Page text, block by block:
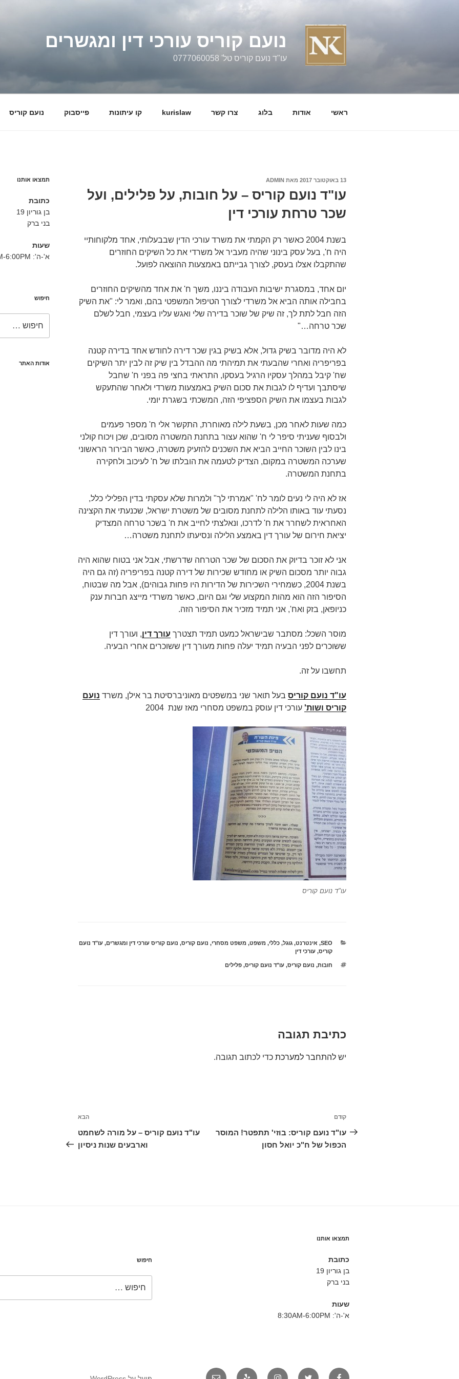
נועם קוריס עורכי דין ומגשרים
עו"ד נועם קוריס טל' 0777060058
ראשי אודות בלוג צרו קשר kurislaw קו עיתונות פייסבוק נועם קוריס
פורסם
13 באוקטובר 2017 מאת ADMIN
עו"ד נועם קוריס – על חובות, על פלילים, ועל
שכר טרחת עורכי דין
בשנת 2004 כאשר רק הקמתי את משרד עורכי הדין שבבעלותי, אחד מלקוחותיי
היה ח', בעל עסק בינוני שהיה מעביר אל משרדי את כל השיקים החוזרים
שהתקבלו אצלו בעסק, לצורך גבייתם באמצעות ההוצאה לפועל.
יום אחד, במסגרת ישיבות העבודה ביננו, משך ח' את אחד מהשיקים החוזרים
בחבילה אותה הביא אל משרדי לצורך הטיפול המשפטי בהם, ואמר לי: "את השיק
הזה חבל לתת לך, זה שיק של שוכר בדירה שלי ואגש עליו בעצמי, חבל לשלם
שכר טרחה…"
לא היה מדובר בשיק גדול, אלא בשיק בגין שכר דירה לחודש אחד בדירה קטנה
בפריפריה ואחרי שהבעתי את תמיהתי מה ההבדל בין שיק זה לבין יתר השיקים
שח' קיבל במהלך עסקיו הרגיל בעסקו, התראתי בחצי פה בפני ח' שחבל
שיסתבך ועדיף לו לגבות את סכום השיק באמצעות משרדי ולאחר שהתעקש
לגבות בעצמו את השיק הספציפי הזה, המשכתי בשגרת יומי.
כמה שעות לאחר מכן, בשעת לילה מאוחרת, התקשר אלי ח' מספר פעמים
ולבסוף שעניתי סיפר לי ח' שהוא עצור בתחנת המשטרה מסובים, שכן ויכוח קולני
בינו לבין השוכר החייב הביא את השכנים להזעיק משטרה, כאשר הבירור הראשוני
שערכה המשטרה במקום, הצדיק לטעמה את הובלתו של ח' לעיכוב ולחקירה
בתחנת המשטרה.
אז לא היה לי נעים לומר לח' "אמרתי לך" ולמרות שלא עסקתי בדין הפלילי כלל,
נסעתי עוד באותו הלילה לתחנת מסובים של משטרת ישראל, שכנעתי את הקצינה
האחראית לשחרר את ח' לדרכו, ונאלצתי לחייב את ח' בשכר טרחה המצדיק
יציאת חירום של עורך דין באמצע הלילה ונסיעתו לתחנת משטרה…
אני לא זוכר בדיוק את הסכום של שכר הטרחה שדרשתי, אבל אני בטוח שהוא היה
גבוה יותר מסכום השיק או מחודש שכירות של דירה קטנה בפריפריה (זה גם היה
בשנת 2004, כשמחירי השכירות של הדירות היו פחות גבוהים), אבל מה שבטוח,
הסיפור הזה הוא מהות המקצוע שלי וגם היום, כאשר משרדי מייצג חברות ענק
כניופאן, בזק ואח', אני תמיד מזכיר את הסיפור הזה.
מוסר השכל: מסתבר שבישראל כמעט תמיד תצטרך עורך דין, ועורך דין
ששוכרים לפני הבעיה תמיד יעלה פחות מעורך דין ששוכרים אחרי הבעיה.
תחשבו על זה.
עו"ד נועם קוריס בעל תואר שני במשפטים מאוניברסיטת בר אילן, משרד נועם
קוריס ושות' עורכי דין עוסק במשפט מסחרי מאז שנת 2004
עו"ד נועם קוריס
קטגוריות
SEO
, אינטרנט,גוגל,כללי, משפט, משפט מסחרי, נועם קוריס, נועם קוריס עורכי דין ומגשרים,עו"ד נועם
קוריס,עורכי דין
תגיות
חובות, נועם קוריס,עו"ד נועם קוריס,פלילים
כתיבת תגובה
יש להתחבר למערכת כדי לכתוב תגובה.
ניווט
הפוסט
הקודם
קודם
עו"ד נועם קוריס: בוזי' תתפטר! המוסר
הכפול של ח"כ יואל חסון
הפוסטהבא
עו"ד נועם קוריס – על מורה לשחמט
וארבעים שנות ניסיון
תמצאו אותנו
כתובת
בן גוריון 19
בני ברק
שעות
א'-ה': 8:30AM-6:00PM
חיפוש
אודות האתר
תמצאו אותנו
כתובת
בן גוריון 19
בני ברק
שעות
א'-ה': 8:30AM-6:00PM
חיפוש
פייסבוק טוויטר אינסטגרם יאלפ אימייל